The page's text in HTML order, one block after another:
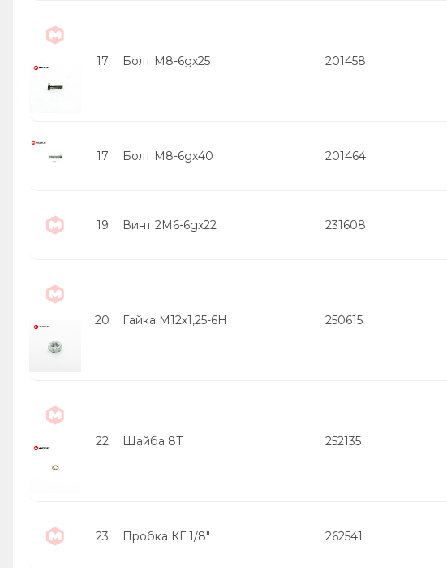
17 Болт М8-6gх25 201458
17 Болт М8-6gх40 201464
19 Винт 2М6-6gх22 231608
20 Гайка М12х1,25-6Н 250615
22 Шайба 8Т 252135
23 Пробка КГ 1/8" 262541